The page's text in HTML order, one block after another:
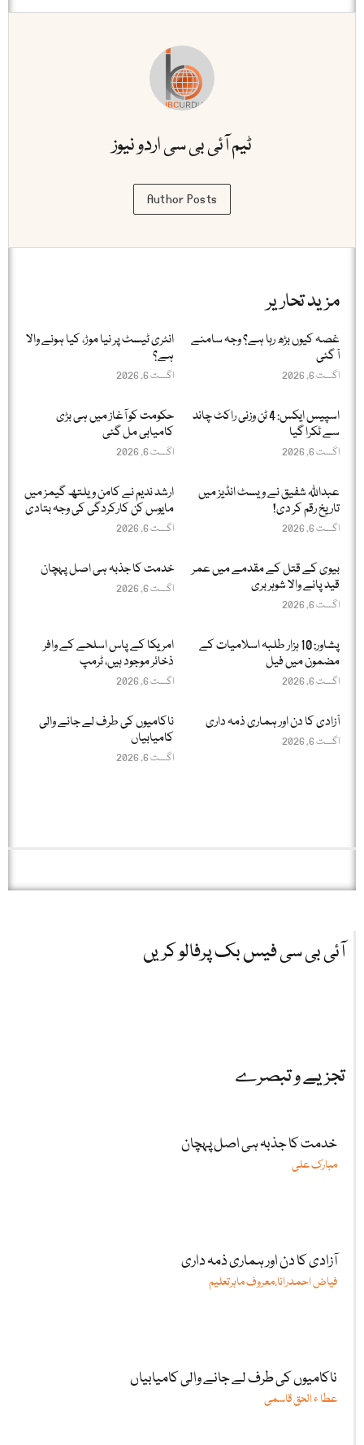
ٹیم آئی بی سی اردو نیوز
Author Posts
مزید تحاریر
غصہ کیوں بڑھ رہا ہے؟ وجہ سامنے
آ گئی
اگست 6, 2026
انٹری ٹیسٹ پر نیا موڑ، کیا ہونے والا
ہے؟
اگست 6, 2026
اسپیس ایکس: 4 ٹن وزنی راکٹ چاند
سے ٹکرا گیا
اگست 6, 2026
حکومت کو آغاز میں ہی بڑی
کامیابی مل گئی
اگست 6, 2026
عبداللّٰہ شفیق نے ویسٹ انڈیز میں
تاریخ رقم کر دی!
اگست 6, 2026
ارشد ندیم نے کامن ویلتھ گیمز میں
مایوس کن کارکردگی کی وجہ بتادی
اگست 6, 2026
بیوی کے قتل کے مقدمے میں عمر
قید پانے والا شوہر بری
اگست 6, 2026
خدمت کا جذبہ ہی اصل پہچان
اگست 6, 2026
پشاور: 10 ہزار طلبہ اسلامیات کے
مضمون میں فیل
اگست 6, 2026
امریکا کے پاس اسلحے کے وافر
ذخائر موجود ہیں، ٹرمپ
اگست 6, 2026
آزادی کا دن اور ہماری ذمہ داری
اگست 6, 2026
ناکامیوں کی طرف لے جانے والی
کامیابیاں
اگست 6, 2026
آئی بی سی فیس بک پرفالو کریں
تجزیے و تبصرے
خدمت کا جذبہ ہی اصل پہچان
مبارک علی
آزادی کا دن اور ہماری ذمہ داری
فیاض احمدرانا،معروف ماہرتعلیم
ناکامیوں کی طرف لے جانے والی کامیابیاں
عطا ء الحق قاسمی